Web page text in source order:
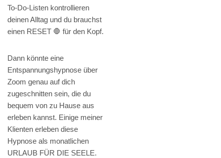
To-Do-Listen kontrollieren
deinen Alltag und du brauchst
einen RESET 🛑 für den Kopf.
Dann könnte eine
Entspannungshypnose über
Zoom genau auf dich
zugeschnitten sein, die du
bequem von zu Hause aus
erleben kannst. Einige meiner
Klienten erleben diese
Hypnose als monatlichen
URLAUB FÜR DIE SEELE.